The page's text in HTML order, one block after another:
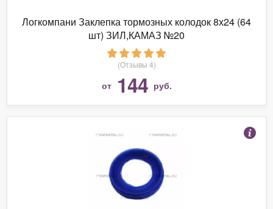
Логкомпани Заклепка тормозных колодок 8х24 (64
шт) ЗИЛ,КАМАЗ №20
(Отзывы 4)
от 144 руб.